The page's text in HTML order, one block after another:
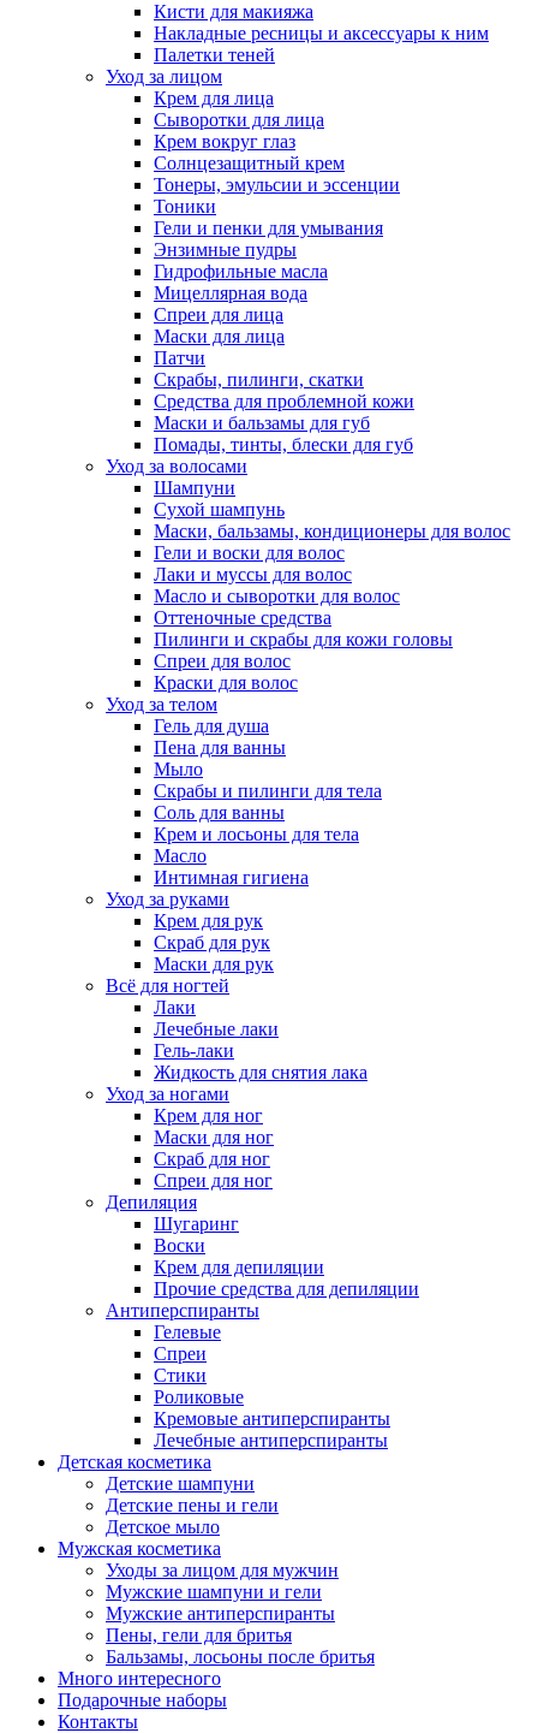
Кисти для макияжа
Накладные ресницы и аксессуары к ним
Палетки теней
Уход за лицом
Крем для лица
Сыворотки для лица
Крем вокруг глаз
Солнцезащитный крем
Тонеры, эмульсии и эссенции
Тоники
Гели и пенки для умывания
Энзимные пудры
Гидрофильные масла
Мицеллярная вода
Спреи для лица
Маски для лица
Патчи
Скрабы, пилинги, скатки
Средства для проблемной кожи
Маски и бальзамы для губ
Помады, тинты, блески для губ
Уход за волосами
Шампуни
Сухой шампунь
Маски, бальзамы, кондиционеры для волос
Гели и воски для волос
Лаки и муссы для волос
Масло и сыворотки для волос
Оттеночные средства
Пилинги и скрабы для кожи головы
Спреи для волос
Краски для волос
Уход за телом
Гель для душа
Пена для ванны
Мыло
Скрабы и пилинги для тела
Соль для ванны
Крем и лосьоны для тела
Масло
Интимная гигиена
Уход за руками
Крем для рук
Скраб для рук
Маски для рук
Всё для ногтей
Лаки
Лечебные лаки
Гель-лаки
Жидкость для снятия лака
Уход за ногами
Крем для ног
Маски для ног
Скраб для ног
Спреи для ног
Депиляция
Шугаринг
Воски
Крем для депиляции
Прочие средства для депиляции
Антиперспиранты
Гелевые
Спреи
Стики
Роликовые
Кремовые антиперспиранты
Лечебные антиперспиранты
Детская косметика
Детские шампуни
Детские пены и гели
Детское мыло
Мужская косметика
Уходы за лицом для мужчин
Мужские шампуни и гели
Мужские антиперспиранты
Пены, гели для бритья
Бальзамы, лосьоны после бритья
Много интересного
Подарочные наборы
Контакты